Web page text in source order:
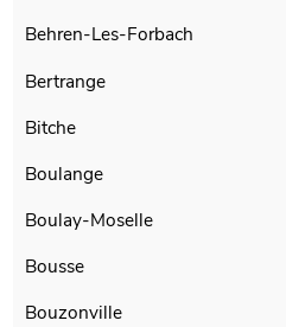
Behren-Les-Forbach
Bertrange
Bitche
Boulange
Boulay-Moselle
Bousse
Bouzonville